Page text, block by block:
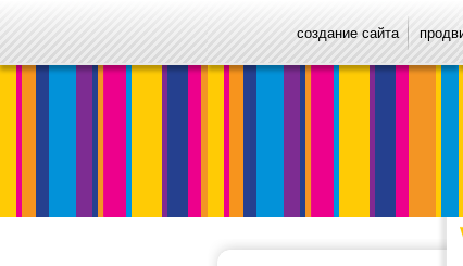
создание сайта